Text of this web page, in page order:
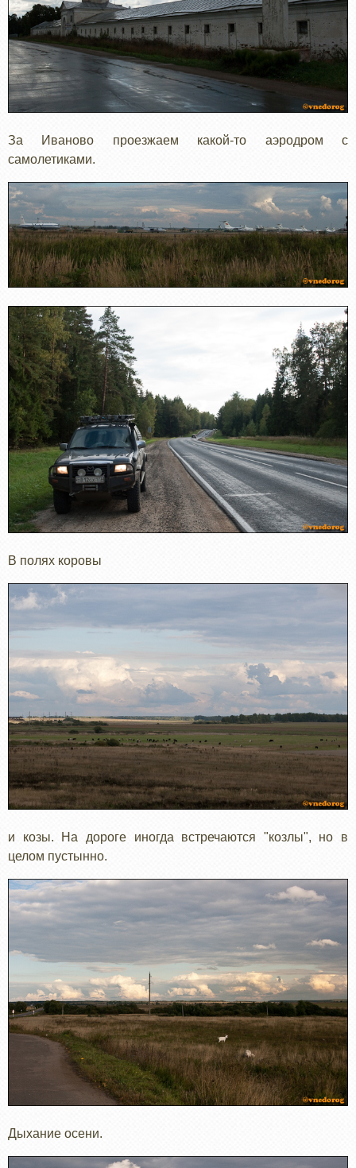
За Иваново проезжаем какой-то аэродром с
самолетиками.
В полях коровы
и козы. На дороге иногда встречаются "козлы", но в
целом пустынно.
Дыхание осени.